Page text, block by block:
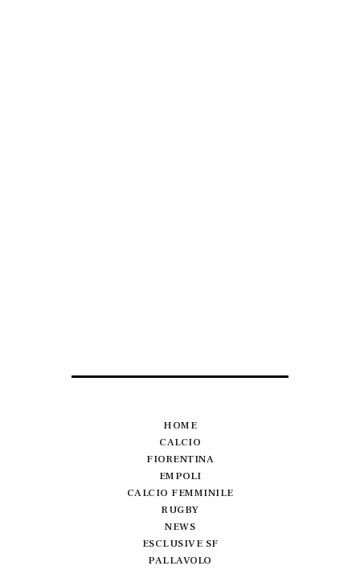
HOME
CALCIO
FIORENTINA
EMPOLI
CALCIO FEMMINILE
RUGBY
NEWS
ESCLUSIVE SF
PALLAVOLO